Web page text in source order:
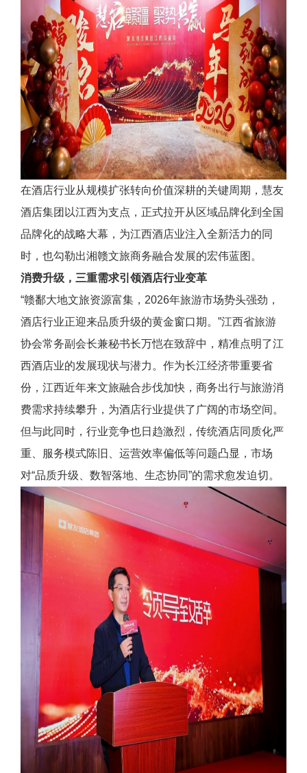
在酒店行业从规模扩张转向价值深耕的关键周期，慧友
酒店集团以江西为支点，正式拉开从区域品牌化到全国
品牌化的战略大幕，为江西酒店业注入全新活力的同
时，也勾勒出湘赣文旅商务融合发展的宏伟蓝图。
消费升级，三重需求引领酒店行业变革
“赣鄱大地文旅资源富集，2026年旅游市场势头强劲，
酒店行业正迎来品质升级的黄金窗口期。”江西省旅游
协会常务副会长兼秘书长万恺在致辞中，精准点明了江
西酒店业的发展现状与潜力。作为长江经济带重要省
份，江西近年来文旅融合步伐加快，商务出行与旅游消
费需求持续攀升，为酒店行业提供了广阔的市场空间。
但与此同时，行业竞争也日趋激烈，传统酒店同质化严
重、服务模式陈旧、运营效率偏低等问题凸显，市场
对“品质升级、数智落地、生态协同”的需求愈发迫切。